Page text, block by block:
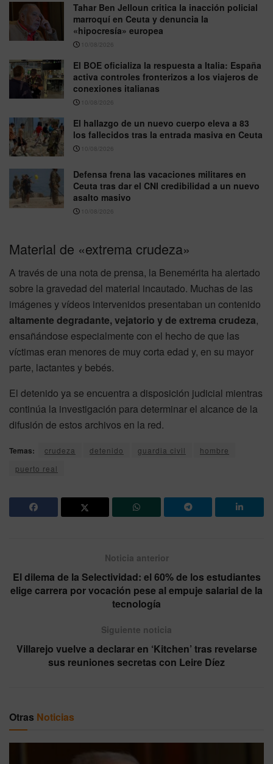
Tahar Ben Jelloun critica la inacción policial
marroquí en Ceuta y denuncia la
«hipocresía» europea
10/08/2026
El BOE oficializa la respuesta a Italia: España
activa controles fronterizos a los viajeros de
conexiones italianas
10/08/2026
El hallazgo de un nuevo cuerpo eleva a 83
los fallecidos tras la entrada masiva en Ceuta
10/08/2026
Defensa frena las vacaciones militares en
Ceuta tras dar el CNI credibilidad a un nuevo
asalto masivo
10/08/2026
Material de «extrema crudeza»
A través de una nota de prensa, la Benemérita ha alertado
sobre la gravedad del material incautado. Muchas de las
imágenes y vídeos intervenidos presentaban un contenido
altamente degradante, vejatorio y de extrema crudeza,
ensañándose especialmente con el hecho de que las
víctimas eran menores de muy corta edad y, en su mayor
parte, lactantes y bebés.
El detenido ya se encuentra a disposición judicial mientras
continúa la investigación para determinar el alcance de la
difusión de estos archivos en la red.
Temas: crudeza detenido guardia civil
hombre
puerto real
Noticia anterior
El dilema de la Selectividad: el 60% de los estudiantes
elige carrera por vocación pese al empuje salarial de la
tecnología
Siguiente noticia
Villarejo vuelve a declarar en ‘Kitchen’ tras revelarse
sus reuniones secretas con Leire Díez
Otras Noticias